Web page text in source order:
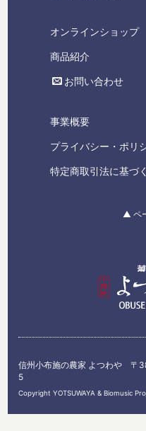
オンラインショップ
商品紹介
お問い合わせ
事業概要
プライバシー・ポリ
特定商取引法に基づ
▲ ペ
信州小布施の農家 よつわや 〒
5
Copyright YOTSUWAYA & Biomusic